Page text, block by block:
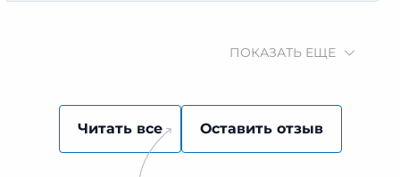
ПОКАЗАТЬ ЕЩЕ
Читать все Оставить отзыв